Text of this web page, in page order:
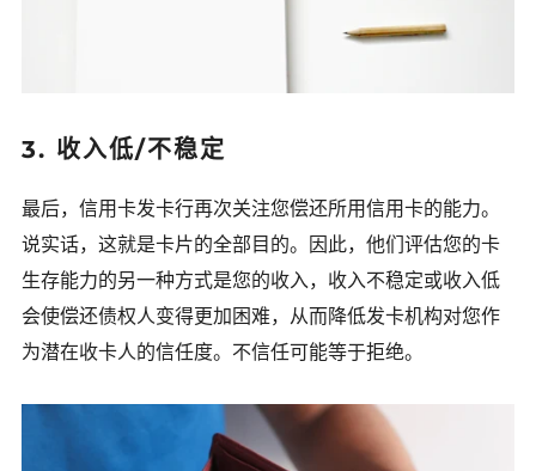
3. 收入低/不稳定
最后，信用卡发卡行再次关注您偿还所用信用卡的能力。
说实话，这就是卡片的全部目的。因此，他们评估您的卡
生存能力的另一种方式是您的收入，收入不稳定或收入低
会使偿还债权人变得更加困难，从而降低发卡机构对您作
为潜在收卡人的信任度。不信任可能等于拒绝。